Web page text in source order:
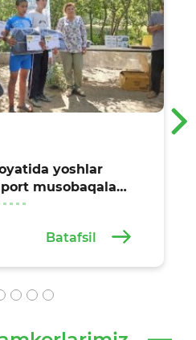
yoshlar
musobaqalari
Batafsil
›